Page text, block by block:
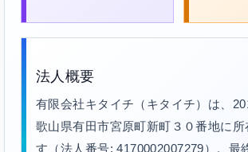
法人概要
有限会社キタイチ（キタイチ）は、
歌山県有田市宮原町新町３０番地に
す（法人番号: 4170002007279）。最